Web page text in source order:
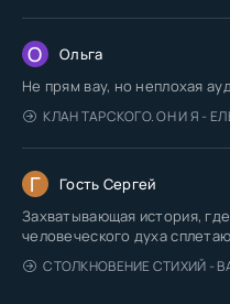
О Ольга
Не прям вау, но неплохая
КЛАН ТАРСКОГО. ОН И Я -
Г Гость Сергей
Захватывающая история,
человеческого духа
СТОЛКНОВЕНИЕ СТИХИЙ -